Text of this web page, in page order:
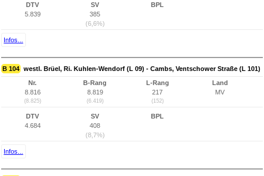
DTV
5.839
SV
385
(6,6%)
BPL
Infos...
B 104 westl. Brüel, Ri. Kuhlen-Wendorf (L 09) - Cambs, Ventschower Straße (L 101)
Nr.
8.816
(8.825)
B-Rang
8.819
(6.419)
L-Rang
217
(152)
Land
MV
DTV
4.684
SV
408
(8,7%)
BPL
Infos...